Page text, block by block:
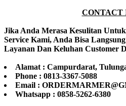
CONTACT
Jika Anda Merasa Kesulitan
Service Kami, Anda Bisa
Layanan Dan Keluhan Customer
Alamat : Campurdarat,
Phone : 0813-3367-5088
Email :
Whatsapp : 0858-5262-6380